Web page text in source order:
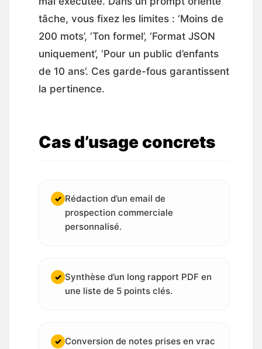
tâche, vous fixez les limites : ‘Moins de
200 mots’, ‘Ton formel’, ‘Format JSON
uniquement’, ‘Pour un public d’enfants
de 10 ans’. Ces garde-fous garantissent
la pertinence.
Cas d’usage concrets
✓ Rédaction d’un email de
prospection commerciale
personnalisé.
✓ Synthèse d’un long rapport PDF en
une liste de 5 points clés.
✓ Conversion de notes prises en vrac